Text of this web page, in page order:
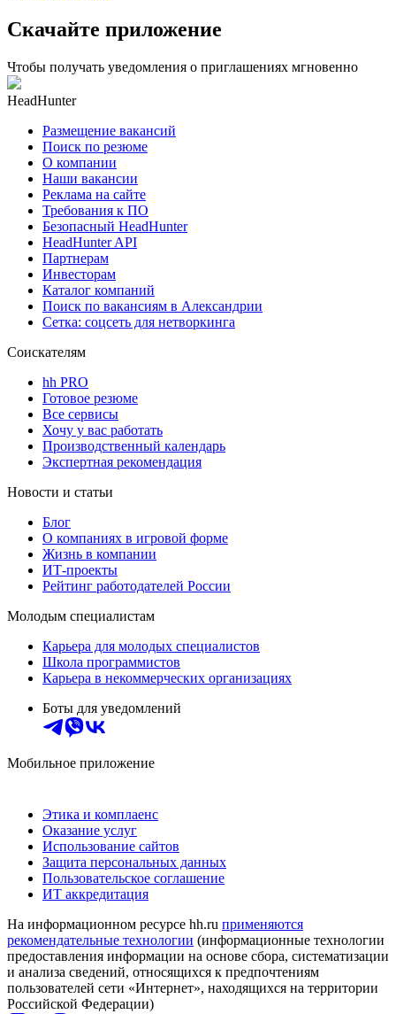
Скачайте приложение
Чтобы получать уведомления о приглашениях мгновенно
HeadHunter
Размещение вакансий
Поиск по резюме
О компании
Наши вакансии
Реклама на сайте
Требования к ПО
Безопасный HeadHunter
HeadHunter API
Партнерам
Инвесторам
Каталог компаний
Поиск по вакансиям в Александрии
Сетка: соцсеть для нетворкинга
Соискателям
hh PRO
Готовое резюме
Все сервисы
Хочу у вас работать
Производственный календарь
Экспертная рекомендация
Новости и статьи
Блог
О компаниях в игровой форме
Жизнь в компании
ИТ-проекты
Рейтинг работодателей России
Молодым специалистам
Карьера для молодых специалистов
Школа программистов
Карьера в некоммерческих организациях
Боты для уведомлений
Мобильное приложение
Этика и комплаенс
Оказание услуг
Использование сайтов
Защита персональных данных
Пользовательское соглашение
ИТ аккредитация
На информационном ресурсе hh.ru применяются
рекомендательные технологии (информационные технологии
предоставления информации на основе сбора, систематизации
и анализа сведений, относящихся к предпочтениям
пользователей сети «Интернет», находящихся на территории
Российской Федерации)